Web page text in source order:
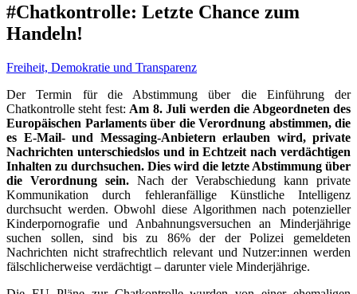
#Chatkontrolle: Letzte Chance zum
Handeln!
Freiheit, Demokratie und Transparenz
Der Termin für die Abstimmung über die Einführung der
Chatkontrolle steht fest: Am 8. Juli werden die Abgeordneten des
Europäischen Parlaments über die Verordnung abstimmen, die
es E-Mail- und Messaging-Anbietern erlauben wird, private
Nachrichten unterschiedslos und in Echtzeit nach verdächtigen
Inhalten zu durchsuchen. Dies wird die letzte Abstimmung über
die Verordnung sein.Nach der Verabschiedung kann private
Kommunikation durch fehleranfällige Künstliche Intelligenz
durchsucht werden. Obwohl diese Algorithmen nach potenzieller
Kinderpornografie und Anbahnungsversuchen an Minderjährige
suchen sollen, sind bis zu 86% der der Polizei gemeldeten
Nachrichten nicht strafrechtlich relevant und Nutzer:innen werden
fälschlicherweise verdächtigt – darunter viele Minderjährige.